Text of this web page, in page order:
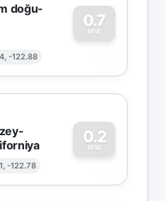
doğu-
-122.88
0.7
MW
0
-122.78
0.2
MW
0